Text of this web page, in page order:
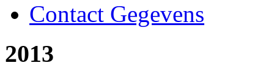
Contact Gegevens
2013